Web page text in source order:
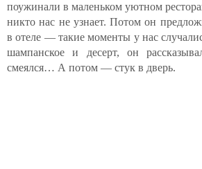
поужинали в маленьком уютном
никто нас не узнает. Потом он
в отеле — такие моменты у нас
шампанское и десерт, он
смеялся… А потом — стук в дверь.